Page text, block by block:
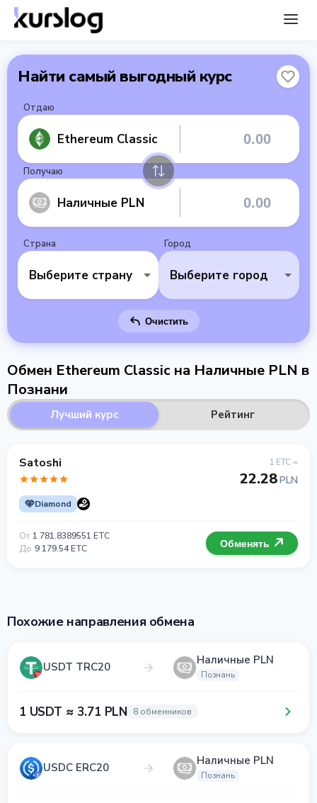
Найти самый выгодный курс
Отдаю
Ethereum Classic
Получаю
Наличные PLN
Страна
Выберите страну
Город
Выберите город
Очистить
Обмен Ethereum Classic на Наличные PLN в
Познани
Лучший курс Рейтинг
Satoshi
Diamond
1 ETC =
22.28PLN
От 1 781.8389551 ETC
До 9 179.54 ETC Обменять
Похожие направления обмена
USDT TRC20 Наличные PLN
Познань
1 USDT ≈ 3.71 PLN 8 обменников
USDC ERC20 Наличные PLN
Познань